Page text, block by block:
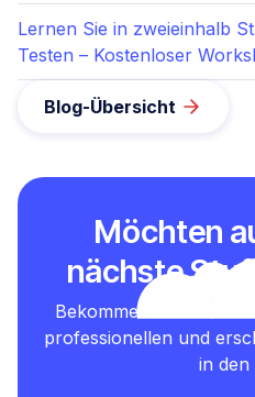
Lernen Sie in zweieinhalb
Testen – Kostenloser
Blog-Übersicht
Möchten
nächste
Bekommen Sie Ihre
professionellen und
in den